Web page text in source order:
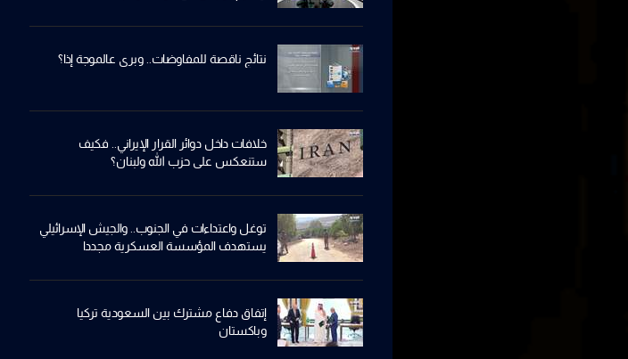
نتائج ناقصة للمفاوضات.. وبري عالموجة إذا؟
خلافات داخل دوائر القرار الإيراني.. فكيف
ستنعكس على حزب الله ولبنان؟
توغل واعتداءات في الجنوب.. والجيش الإسرائيلي
يستهدف المؤسسة العسكرية مجددا
إتفاق دفاع مشترك بين السعودية تركيا
وباكستان